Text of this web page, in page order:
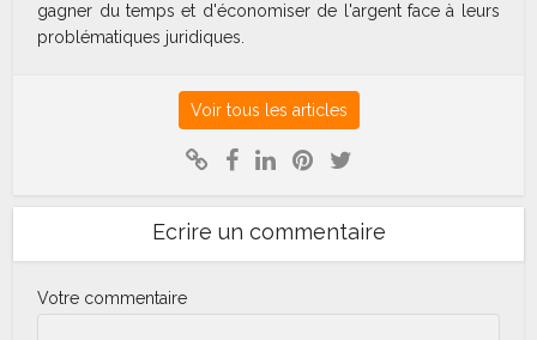
gagner du temps et d'économiser de l'argent face à leurs
problématiques juridiques.
Voir tous les articles
Ecrire un commentaire
Votre commentaire